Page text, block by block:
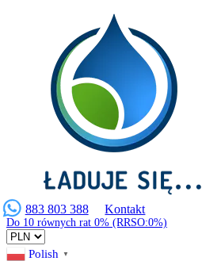
883 803 388 Kontakt
Do 10 równych rat 0% (RRSO:0%)
Polish ▼